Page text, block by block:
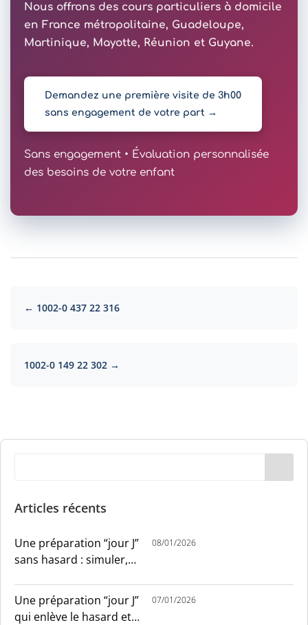
Nous offrons des cours particuliers à domicile
en France métropolitaine, Guadeloupe,
Martinique, Mayotte, Réunion et Guyane.
Demandez une première visite de 3h00
sans engagement de votre part →
Sans engagement • Évaluation personnalisée
des besoins de votre enfant
← 1002-0 437 22 316
1002-0 149 22 302 →
Articles récents
Une préparation “jour J”
sans hasard : simuler,
08/01/2026
Une préparation “jour J”
qui enlève le hasard et
07/01/2026